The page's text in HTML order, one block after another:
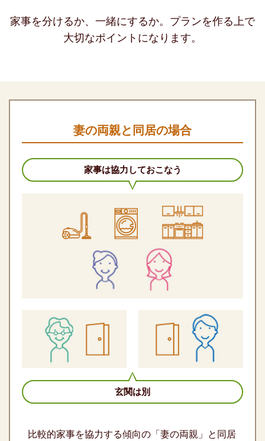
家事を分けるか、一緒にするか。プランを作る上で
大切なポイントになります。
妻の両親と同居の場合
家事は協力しておこなう
玄関は別
比較的家事を協力する傾向の「妻の両親」と同居